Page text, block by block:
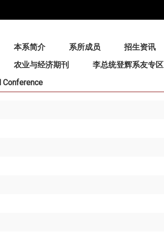
本系简介 系所成员 招生资讯
农业与经济期刊 李总统登辉系友专区
Conference